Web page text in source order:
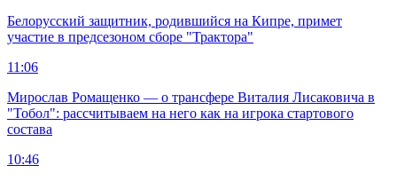
Белорусский защитник, родившийся на Кипре, примет
участие в предсезоном сборе "Трактора"
11:06
Мирослав Ромащенко — о трансфере Виталия Лисаковича в
"Тобол": рассчитываем на него как на игрока стартового
состава
10:46